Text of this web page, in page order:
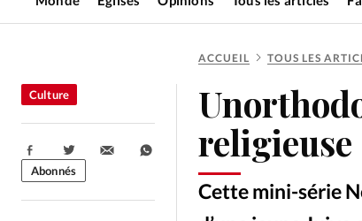
RUBRIQUES
Tous les articles
Actualité
Actualité internationale
ACCUEIL TOUS LES
religieuse
Cette mini-série
Culture
Partager:
Abonnés